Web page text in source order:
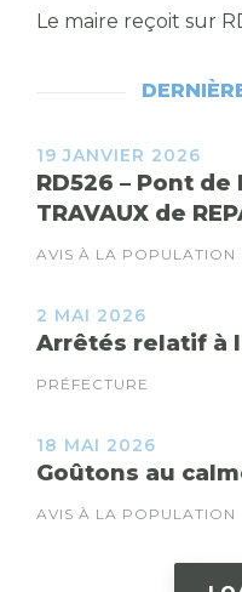
Le maire reçoit sur
19 JANVIER 2026
RD526 – Pont de
TRAVAUX de
AVIS À LA POPULATION
2 MAI 2026
Arrêtés relatif à
PRÉFECTURE
18 MAI 2026
Goûtons au
AVIS À LA POPULATION